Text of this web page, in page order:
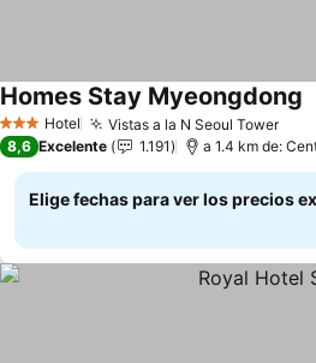
3 Estrellas
Hotel Vistas a la N Seoul Tower
Homes Stay Myeongdong
8,6 Excelente 1.191 a 1.4 km de:
Elige fechas para ver los precios